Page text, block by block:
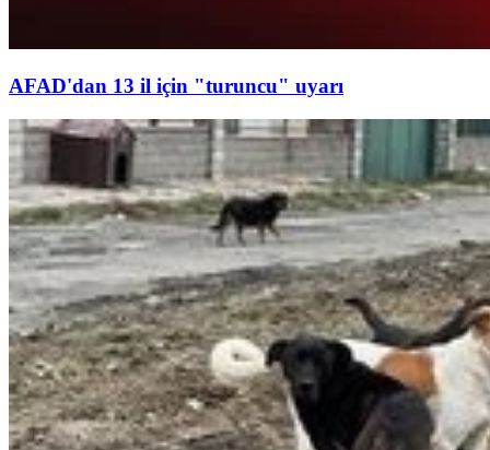
AFAD'dan 13 il için "turuncu" uyarı